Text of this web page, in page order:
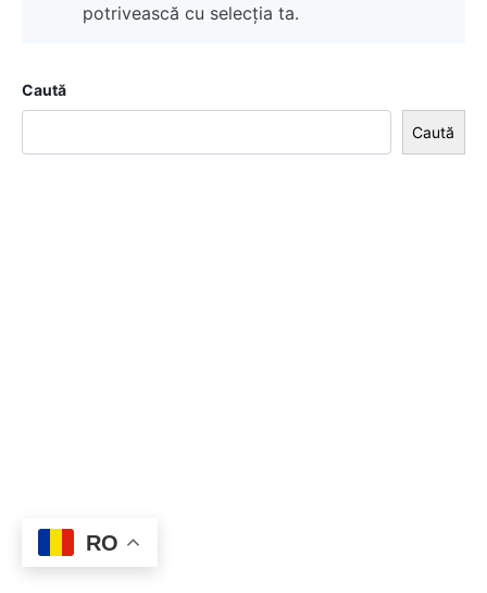
potrivească cu selecția ta.
Caută
Caută
RO